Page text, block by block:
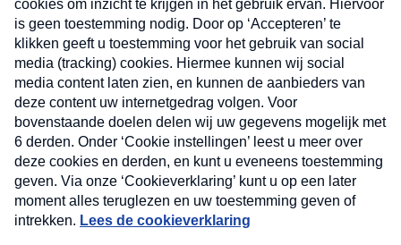
Nieuwsbrief
Neem hier een gratis abonnement op onze
nieuwsbrief. Elke vrijdag- en dinsdagochtend in uw